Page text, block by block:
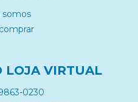
somos
LOJA VIRTUAL
0230